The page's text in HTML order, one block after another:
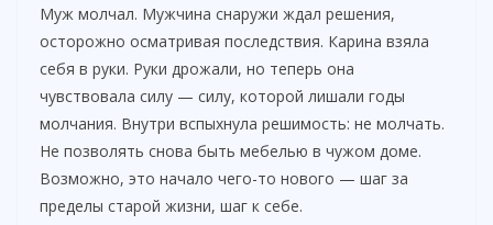
Муж молчал. Мужчина снаружи ждал решения,
осторожно осматривая последствия. Карина взяла
себя в руки. Руки дрожали, но теперь она
чувствовала силу — силу, которой лишали годы
молчания. Внутри вспыхнула решимость: не молчать.
Не позволять снова быть мебелью в чужом доме.
Возможно, это начало чего-то нового — шаг за
пределы старой жизни, шаг к себе.